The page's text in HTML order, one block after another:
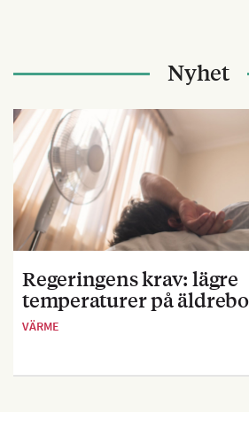
Nyhet
Regeringens krav: lägre
temperaturer på
VÄRME